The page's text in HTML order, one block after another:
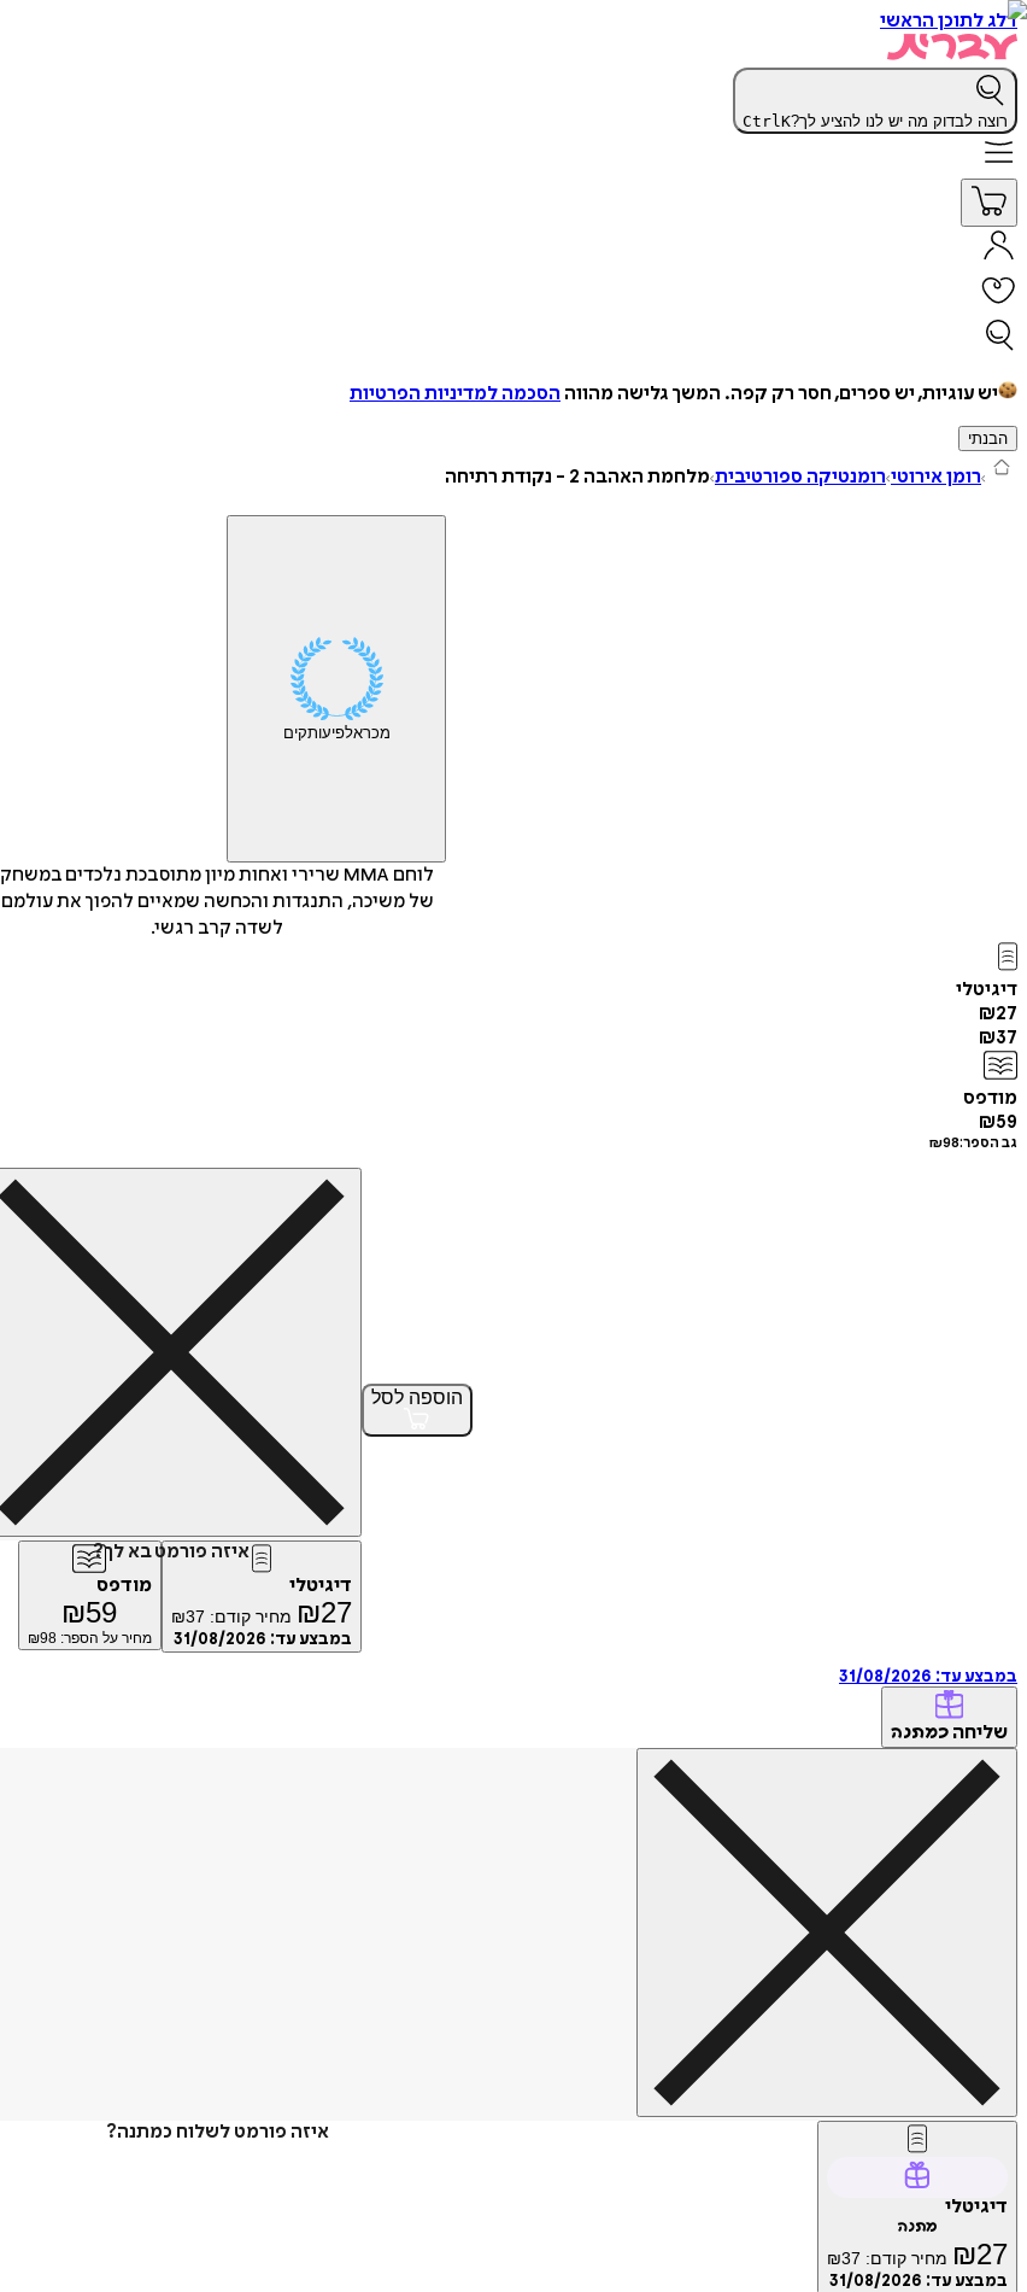
דלג לתוכן הראשי
רוצה לבדוק מה יש לנו להציע לך? CtrlK
יש עוגיות, יש ספרים, חסר רק קפה. המשך גלישה מהווה הסכמה למדיניות הפרטיות
הבנתי
רומן אירוטי רומנטיקה ספורטיבית מלחמת האהבה 2 - נקודת רתיחה
מכראלפיעותקים
לוחם MMA שרירי ואחות מיון מתוסבכת נלכדים במשחק
של משיכה, התנגדות והכחשה שמאיים להפוך את עולמם
לשדה קרב רגשי.
דיגיטלי
₪27
₪37
מודפס
₪59
גב הספר: ₪98
הוספה לסל
איזה פורמט בא לך?
דיגיטלי
₪27 מחיר קודם: ₪37
במבצע עד: 31/08/2026
מודפס
₪59
מחיר על הספר: ₪98
במבצע עד: 31/08/2026
שליחה כמתנה
איזה פורמט לשלוח כמתנה?
דיגיטלי
מתנה
₪27 מחיר קודם: ₪37
במבצע עד: 31/08/2026